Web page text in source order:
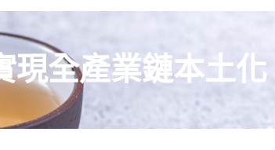
現全產業鏈本土化